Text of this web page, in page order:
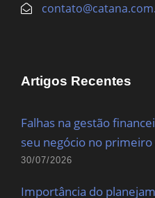
Artigos Recentes
Falhas na gestão
seu negócio no
30/07/2026
Importância do